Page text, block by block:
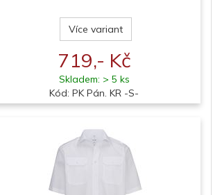
Více variant
719,- Kč
Skladem: > 5 ks
Kód: PK Pán. KR -S-